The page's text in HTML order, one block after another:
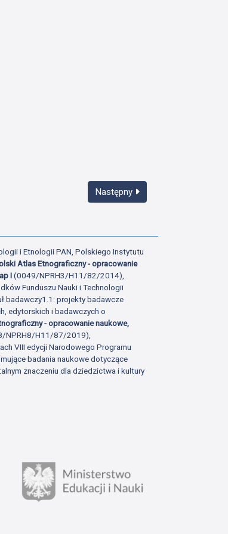
Następny
i Etnologii PAN, Polskiego Instytutu
Atlas Etnograficzny - opracowanie
I(0049/NPRH3/H11/82/2014),
Funduszu Nauki i Technologii
badawczy1.1: projekty badawcze
edytorskich i badawczych o
- opracowanie naukowe,
NPRH8/H11/87/2019),
VIII edycji Narodowego Programu
badania naukowe dotyczące
znaczeniu dla dziedzictwa i kultury